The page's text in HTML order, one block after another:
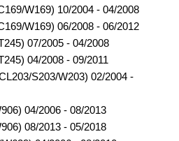
W169) 10/2004 - 04/2008
W169) 06/2008 - 06/2012
07/2005 - 04/2008
04/2008 - 09/2011
S203/W203) 02/2004 -
04/2006 - 08/2013
08/2013 - 05/2018